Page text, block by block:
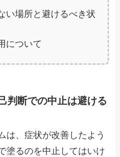
い場所と避けるべき状
について
判断での中止は避ける
は、症状が改善したよう
塗るのを中止してはいけ